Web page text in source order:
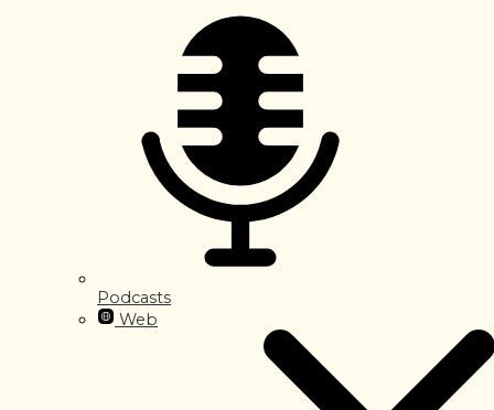
Podcasts
Web